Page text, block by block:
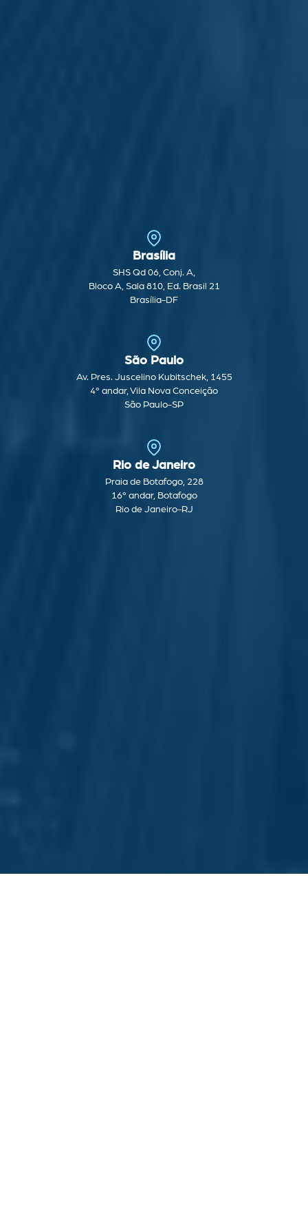
Brasília
SHS Qd 06, Conj. A,
Bloco A, Sala 810, Ed. Brasil 21
Brasília-DF
São Paulo
Av. Pres. Juscelino Kubitschek, 1455
4º andar, Vila Nova Conceição
São Paulo-SP
Rio de Janeiro
Praia de Botafogo, 228
16º andar, Botafogo
Rio de Janeiro-RJ